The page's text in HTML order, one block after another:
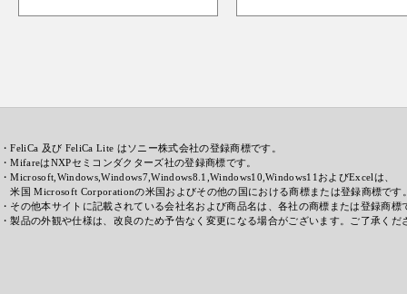
・FeliCa 及び FeliCa Lite はソニー株式会社の登録商標です。
・MifareはNXPセミコンダクターズ社の登録商標です。
・Microsoft,Windows,Windows7,Windows8.1,Windows10,Windows11およびExcelは、
米国 Microsoft Corporationの米国およびその他の国における商標または登録商標です
・その他本サイトに記載されている会社名および商品名は、各社の商標または登録商標
・製品の外観や仕様は、改良のため予告なく変更になる場合がございます。ご了承くだ